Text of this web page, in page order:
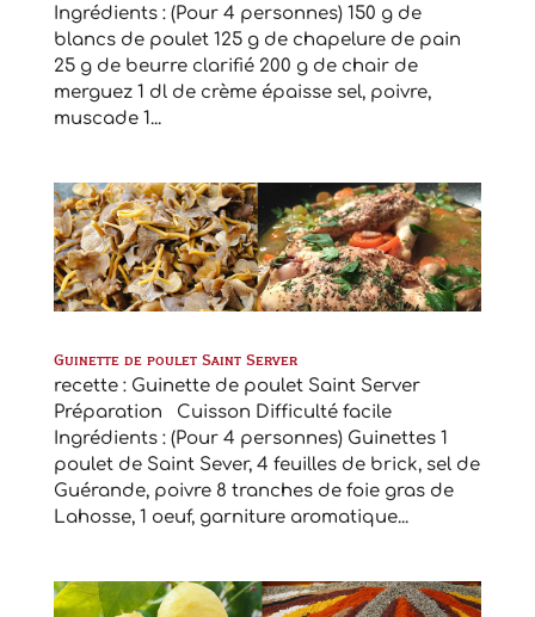
Ingrédients : (Pour 4 personnes) 150 g de
blancs de poulet 125 g de chapelure de pain
25 g de beurre clarifié 200 g de chair de
merguez 1 dl de crème épaisse sel, poivre,
muscade 1...
Guinette de poulet Saint Server
recette : Guinette de poulet Saint Server
Préparation Cuisson Difficulté facile
Ingrédients : (Pour 4 personnes) Guinettes 1
poulet de Saint Sever, 4 feuilles de brick, sel de
Guérande, poivre 8 tranches de foie gras de
Lahosse, 1 oeuf, garniture aromatique...